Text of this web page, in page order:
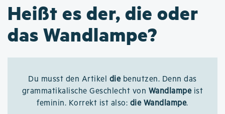
Heißt es der, die oder
das Wandlampe?
Du musst den Artikel diebenutzen. Denn das
grammatikalische Geschlecht von Wandlampeist
feminin. Korrekt ist also: die Wandlampe.